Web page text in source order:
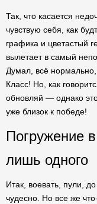
Так, что касается
чувствую себя, как
графика и цветастый
вылетает в самый
Думал, всё
Класс! Но, как
обновляй — однако это
уже близок к победе!
Погружение
лишь одного
Итак, воевать, пули,
чудесно. Но все же